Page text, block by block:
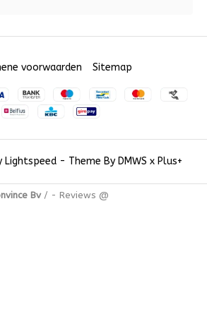
Lightspeed- Theme By DMWS x Plus+
voorwaarden Sitemap
Bv/ - Reviews @